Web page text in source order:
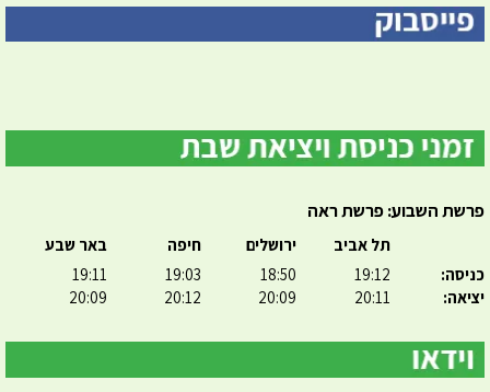
פרשת השבוע: פרשת ראה
כניסה:
יציאה:
תל אביב
19:12
20:11
ירושלים
18:50
20:09
חיפה
19:03
20:12
באר שבע
19:11
20:09